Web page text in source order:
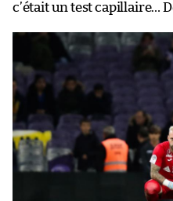
c’était un test capillaire…